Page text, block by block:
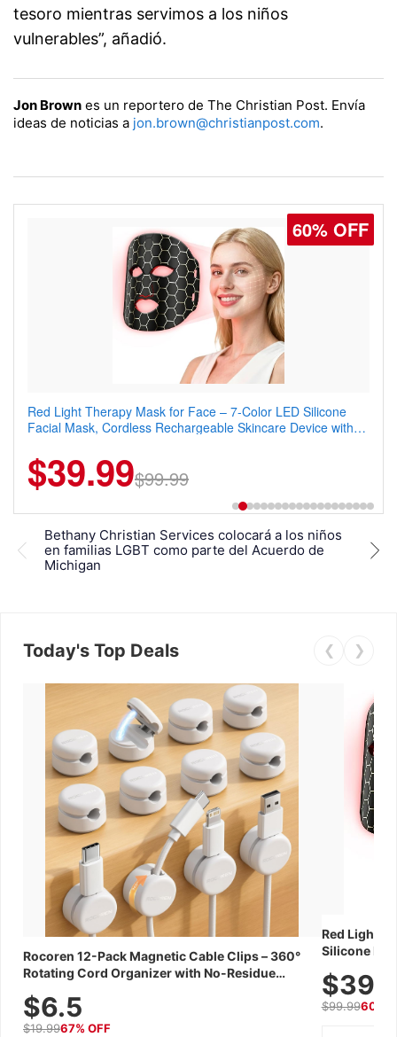
tesoro mientras servimos a los niños
vulnerables”, añadió.
Jon Brown es un reportero de The Christian Post. Envía
ideas de noticias a jon.brown@christianpost.com.
60% OFF
Red Light Therapy Mask for Face – 7-Color LED Silicone
Facial Mask, Cordless Rechargeable Skincare Device with
$39.99$99.99
77% OFF
Men's Slim Fit Polo Shirt – Quick Dry Moisture Wicking, High
Elasticity, Athletic Fit Polo for Golf, Tennis, Work & Casual
$6.99$29.99
Bethany Christian Services colocará a los niños
en familias LGBT como parte del Acuerdo de
Michigan
Today's Top Deals ❮ ❯
Rocoren 12-Pack Magnetic Cable Clips – 360°
Rotating Cord Organizer with No-Residue
Wall, Car & Office, White
$6.5
$19.9967% OFF
Red Light
Silicone
$99.9960%